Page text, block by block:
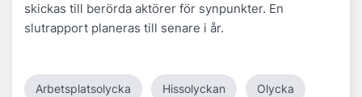
skickas till berörda aktörer för synpunkter. En
slutrapport planeras till senare i år.
Arbetsplatsolycka Hissolyckan Olycka